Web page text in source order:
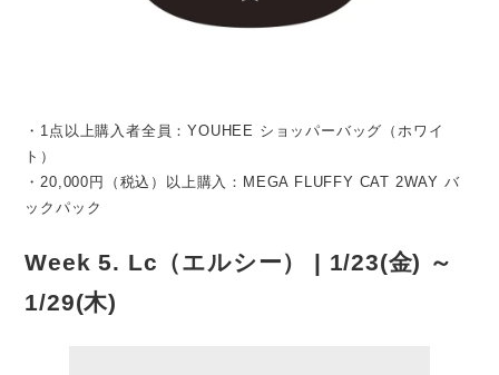
・1点以上購入者全員：YOUHEE ショッパーバッグ（ホワイ
ト）
・20,000円（税込）以上購入：MEGA FLUFFY CAT 2WAY バ
ックパック
Week 5. Lc（エルシー） | 1/23(金) ～
1/29(木)